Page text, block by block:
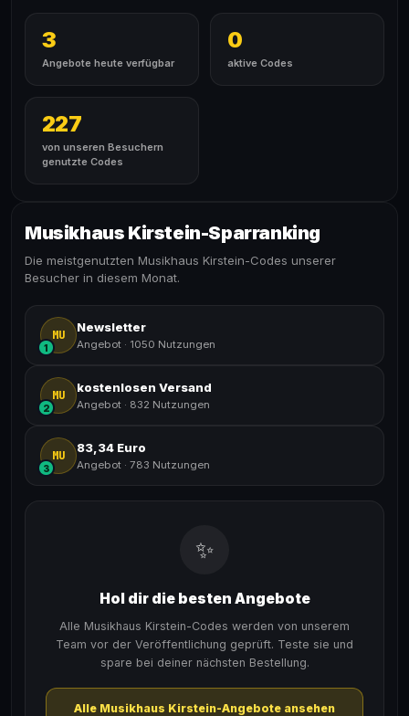
3
Angebote heute verfügbar
0
aktive Codes
227
von unseren Besuchern
genutzte Codes
Musikhaus Kirstein-Sparranking
Die meistgenutzten Musikhaus Kirstein-Codes unserer
Besucher in diesem Monat.
MU
1
Newsletter
Angebot · 1050 Nutzungen
MU
2
kostenlosen Versand
Angebot · 832 Nutzungen
MU
3
83,34 Euro
Angebot · 783 Nutzungen
✨
Hol dir die besten Angebote
Alle Musikhaus Kirstein-Codes werden von unserem
Team vor der Veröffentlichung geprüft. Teste sie und
spare bei deiner nächsten Bestellung.
Alle Musikhaus Kirstein-Angebote ansehen